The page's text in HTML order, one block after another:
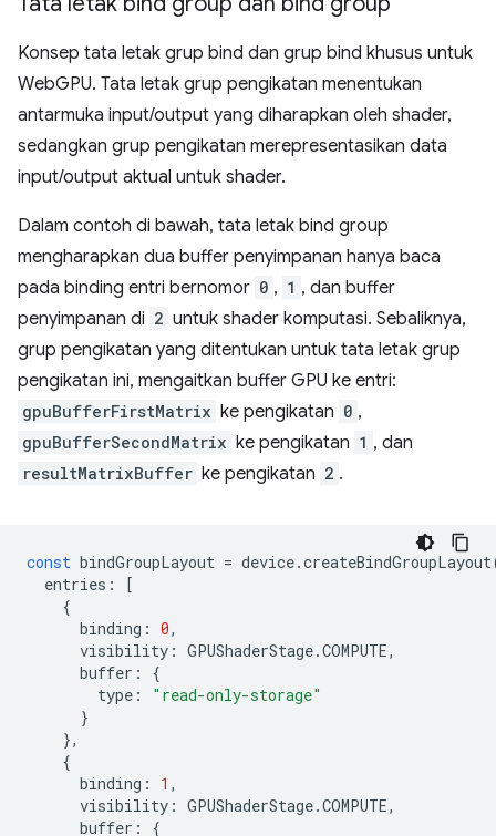
Konsep tata letak grup bind dan grup bind khusus untuk
WebGPU. Tata letak grup pengikatan menentukan
antarmuka input/output yang diharapkan oleh shader,
sedangkan grup pengikatan merepresentasikan data
input/output aktual untuk shader.
Dalam contoh di bawah, tata letak bind group
mengharapkan dua buffer penyimpanan hanya baca
pada binding entri bernomor 0 , 1 , dan buffer
penyimpanan di 2 untuk shader komputasi. Sebaliknya,
grup pengikatan yang ditentukan untuk tata letak grup
pengikatan ini, mengaitkan buffer GPU ke entri:
gpuBufferFirstMatrix ke pengikatan 0 ,
gpuBufferSecondMatrix ke pengikatan 1 , dan
resultMatrixBuffer ke pengikatan 2 .
const bindGroupLayout = device.createBindGroupLayout
entries :
[
{
binding : 0,
visibility : GPUShaderStage.COMPUTE,
buffer :
{
type :
"read-only-storage"
}
},
{
binding : 1 ,
visibility : GPUShaderStage.COMPUTE,
buffer : {